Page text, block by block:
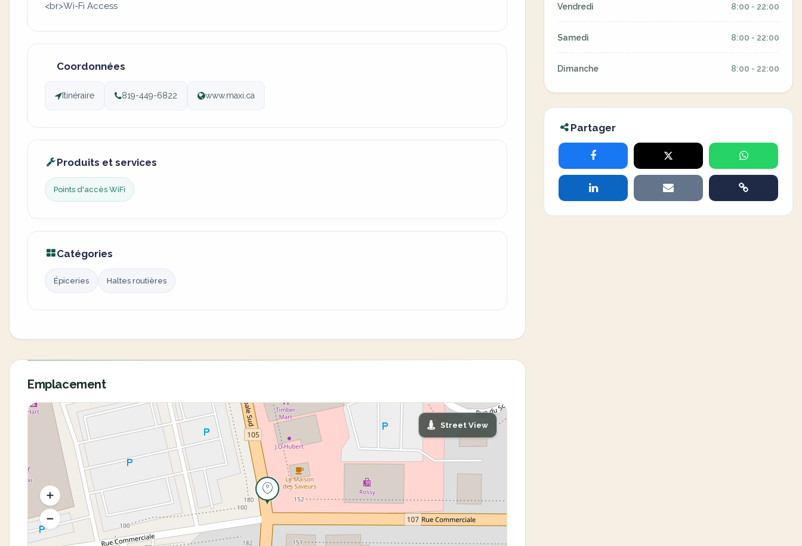
<br>Wi-Fi Access
Coordonnées
Itinéraire 819-449-6822 www.maxi.ca
Produits et services
Points d'accès WiFi
Catégories
Épiceries Haltes routières
Emplacement
Street View
Vendredi 8:00 - 22:00
Samedi 8:00 - 22:00
Dimanche 8:00 - 22:00
Partager